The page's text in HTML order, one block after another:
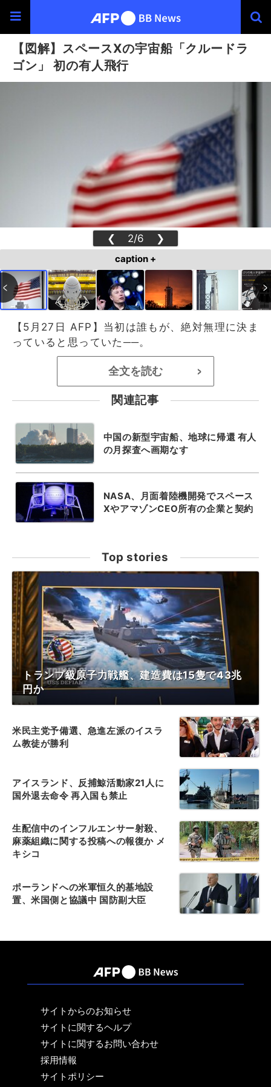
【図解】スペースXの宇宙船「クルードラ
ゴン」 初の有人飛行
❮ 2/6 ❯
caption +
【5月27日 AFP】当初は誰もが、絶対無理に決ま
っていると思っていた──。
全文を読む >
関連記事
中国の新型宇宙船、地球に帰還 有人
の月探査へ画期なす
NASA、月面着陸機開発でスペース
XやアマゾンCEO所有の企業と契約
Top stories
トランプ級原子力戦艦、建造費は15隻で43兆
円か
米民主党予備選、急進左派のイスラ
ム教徒が勝利
アイスランド、反捕鯨活動家21人に
国外退去命令 再入国も禁止
生配信中のインフルエンサー射殺、
麻薬組織に関する投稿への報復か メ
キシコ
ポーランドへの米軍恒久的基地設
置、米国側と協議中 国防副大臣
サイトからのお知らせ
サイトに関するヘルプ
サイトに関するお問い合わせ
採用情報
サイトポリシー